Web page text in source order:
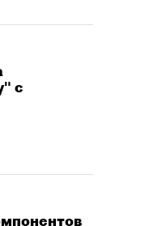
с